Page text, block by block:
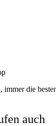
die
auch